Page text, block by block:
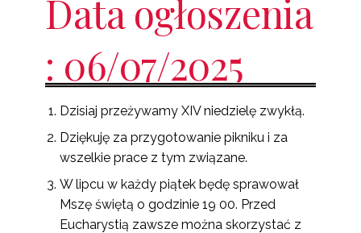
Data ogłoszenia
: 06/07/2025
Dzisiaj przeżywamy XIV niedzielę zwykłą.
Dziękuję za przygotowanie pikniku i za
wszelkie prace z tym związane.
W lipcu w każdy piątek będę sprawował
Mszę świętą o godzinie 19 00. Przed
Eucharystią zawsze można skorzystać z